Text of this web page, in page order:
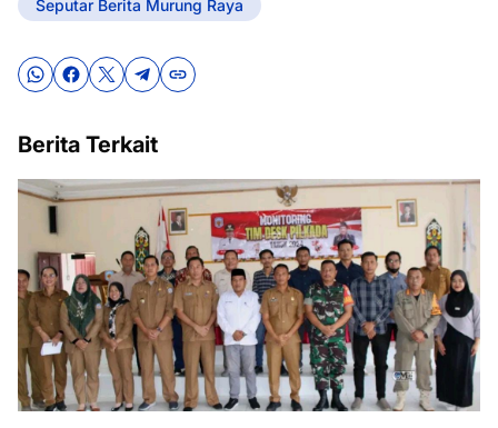
Seputar Berita Murung Raya
Berita Terkait